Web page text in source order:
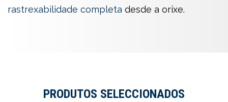
rastrexabilidade completa desde a orixe.
PRODUTOS SELECCIONADOS